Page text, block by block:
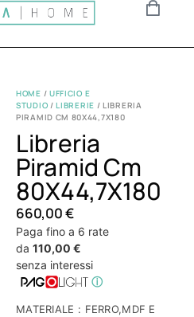
HOME / UFFICIO E
STUDIO /LIBRERIE / LIBRERIA
PIRAMID CM 80X44,7X180
Libreria
Piramid Cm
80X44,7X180
660,00€
Paga fino a 6 rate
da 110,00 €
senza interessi
ⓘ
MATERIALE : FERRO,MDF E